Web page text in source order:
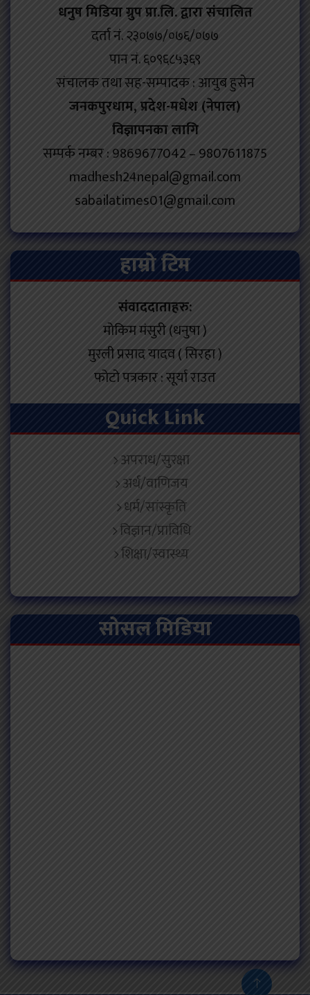
धनुष मिडिया ग्रुप प्रा.लि. द्वारा संचालित
दर्ता नं. २३०७७/०७६/०७७
पान नं. ६०९६८५३६९
संचालक तथा सह-सम्पादक : आयुब हुसेन
जनकपुरधाम, प्रदेश-मधेश (नेपाल)
विज्ञापनका लागि
सम्पर्क नम्बर : 9869677042 – 9807611875
madhesh24nepal@gmail.com
sabailatimes01@gmail.com
हाम्रो टिम
संवाददाताहरु:
मोकिम मंसुरी (धनुषा )
मुरली प्रसाद यादव ( सिरहा )
फोटो पत्रकार : सूर्या राउत
Quick Link
अपराध/सुरक्षा
अर्थ/वाणिजय
धर्म/सांस्कृति
विज्ञान/प्राविधि
शिक्षा/स्वास्थ्य
सोसल मिडिया